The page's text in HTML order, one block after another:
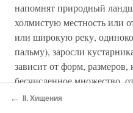
напомнят природный
холмистую местность или
или широкую реку,
пальму), заросли
зависит от форм,
бесчисленное множество,
картинка неизбежно будет
← II. Хищения